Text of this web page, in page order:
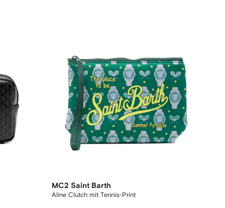
MC2 Saint Barth
Aline Clutch mit Tennis-Print